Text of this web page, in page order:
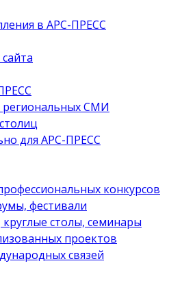
в АРС-ПРЕСС
СМИ
для АРС-ПРЕСС
конкурсов
фестивали
столы, семинары
проектов
связей